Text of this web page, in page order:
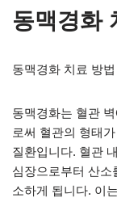
동맥경화
동맥경화 치료 방법
동맥경화는 혈관
로써 혈관의 형태
질환입니다. 혈관
심장으로부터 산
소하게 됩니다. 이